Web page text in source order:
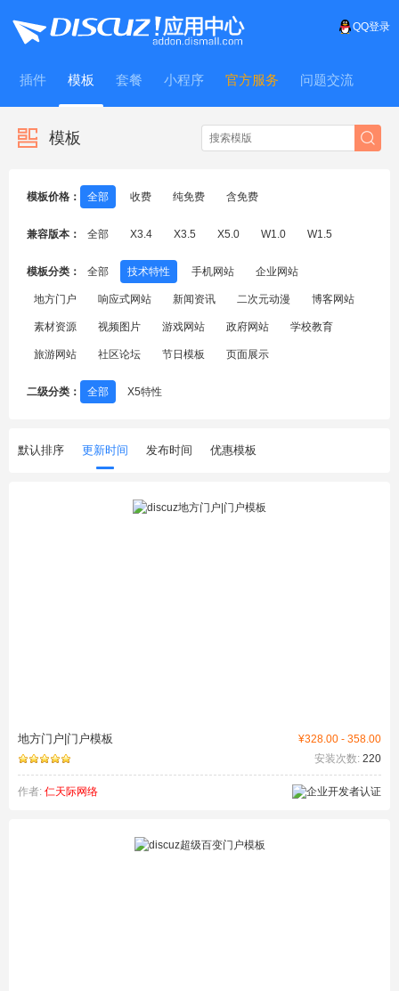
QQ登录
插件 模板 套餐 小程序 官方服务 问题交流
WitFrame
模板
模板价格： 全部 收费 纯免费 含免费
兼容版本： 全部 X3.4 X3.5 X5.0 W1.0 W1.5
模板分类： 全部 技术特性 手机网站 企业网站
地方门户 响应式网站 新闻资讯 二次元动漫 博客网站
素材资源 视频图片 游戏网站 政府网站 学校教育
旅游网站 社区论坛 节日模板 页面展示
二级分类： 全部 X5特性
默认排序 更新时间 发布时间 优惠模板
¥328.00 - 358.00
地方门户|门户模板
安装次数: 220
作者: 仁天际网络